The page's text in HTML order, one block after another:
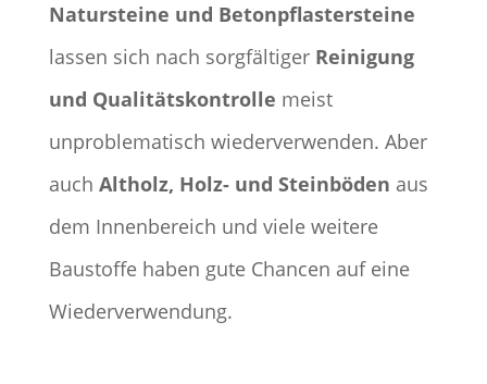
Natursteine und Betonpflastersteine
lassen sich nach sorgfältiger Reinigung
und Qualitätskontrolle meist
unproblematisch wiederverwenden. Aber
auch Altholz, Holz- und Steinböden aus
dem Innenbereich und viele weitere
Baustoffe haben gute Chancen auf eine
Wiederverwendung.